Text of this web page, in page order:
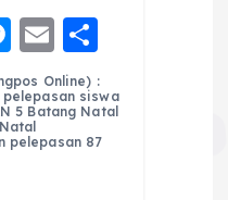
M
e
ss
e
E
m
ai
l
h
a
re
Online) :
siswa
5 Batang Natal
pelepasan 87